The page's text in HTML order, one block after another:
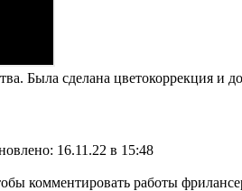
Была сделана цветокоррекция и
16.11.22 в 15:48
комментировать работы